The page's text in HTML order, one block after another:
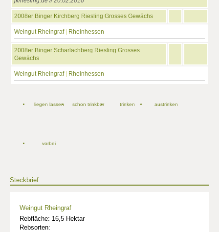
2008er Binger Kirchberg Riesling Grosses Gewächs
Weingut Rheingraf| Rheinhessen
2008er Binger Scharlachberg Riesling Grosses
Gewächs
Weingut Rheingraf| Rheinhessen
liegen lassen schon trinkbar trinken austrinken
vorbei
Steckbrief
Weingut Rheingraf
Rebfläche: 16,5 Hektar
Rebsorten: